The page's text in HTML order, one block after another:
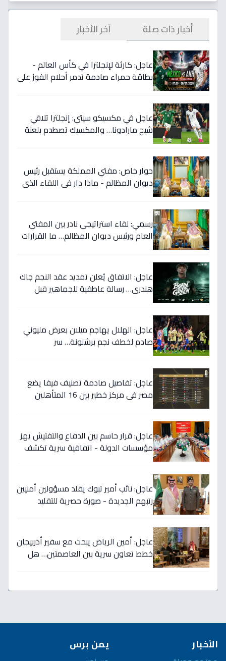
أخبار ذات صلة آخر الأخبار
عاجل: كارثة لإنجلترا في كأس العالم -
بطاقة حمراء صادمة تدمر أحلام الفوز على
عاجل في مكسيكو سيتي: إنجلترا تلاقي
شبح مارادونا… والمكسيك تصطدم بلعنة
حوار خاص: مفتي المملكة يستقبل رئيس
ديوان المظالم - ماذا دار في اللقاء الذي
رسمي: لقاء استراتيجي نادر بين المفتي
العام ورئيس ديوان المظالم… ما القرارات
عاجل: الاتفاق يُعلن تمديد عقد النجم جاك
هندري… رسالة عاطفية للجماهير قبل
عاجل: الهلال يهاجم ميلان بعرض مليوني
صادم لخطف نجم برشلونة… سر
عاجل: تفاصيل صادمة تصنيف فيفا يضع
مصر في مركز خطير بين 16 المتأهلين
عاجل: قرار حاسم بين الدفاع والتفتيش يهز
مؤسسات الدولة - اتفاقية سرية تكشف
عاجل: نائب أمير تبوك يقلد مسؤولين أمنيين
رتبهم الجديدة - صورة حصرية للتقليد
عاجل: أمين الرياض يبحث مع سفير أذربيجان
خطط تعاون سرية بين العاصمتين… هل
الأخبار يمن برس